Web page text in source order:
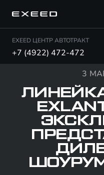
EXEED ЦЕНТР АВТОТРАКТ
+7 (4922) 472-472
3